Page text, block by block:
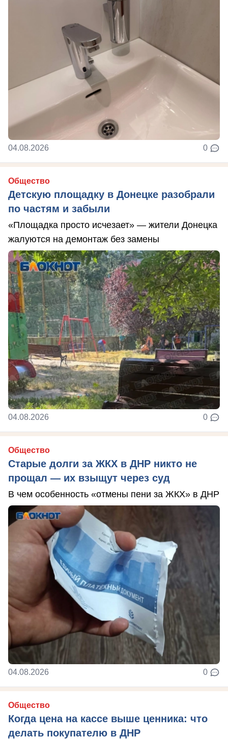
04.08.2026 0
Общество
Детскую площадку в Донецке разобрали
по частям и забыли
«Площадка просто исчезает» — жители Донецка
жалуются на демонтаж без замены
04.08.2026 0
Общество
Старые долги за ЖКХ в ДНР никто не
прощал — их взыщут через суд
В чем особенность «отмены пени за ЖКХ» в ДНР
04.08.2026 0
Общество
Когда цена на кассе выше ценника: что
делать покупателю в ДНР